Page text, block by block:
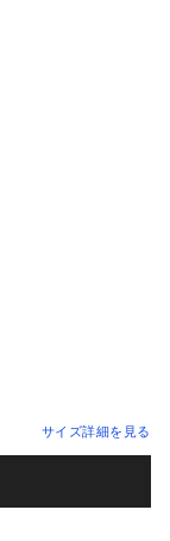
サイズ詳細を見る